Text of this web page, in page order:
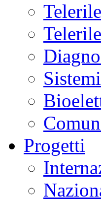
Progetti